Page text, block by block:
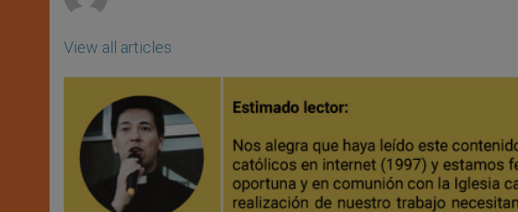
View all articles